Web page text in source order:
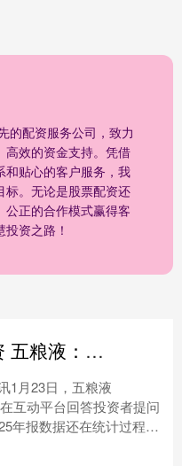
的配资服务公司，致力
高效的资金支持。凭借
和贴心的客户服务，我
标。无论是股票配资还
正的合作模式赢得客
资之路！
合优配资 五粮液：2025年报数据还在统计过程中
1月23日，五粮液
在互动平台回答投资者提问
年报数据还在统计过程